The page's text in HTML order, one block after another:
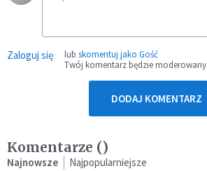
Zaloguj się lub skomentuj jako Gość
Twój komentarz będzie moderowany
DODAJ KOMENTARZ
Komentarze ()
Najnowsze Najpopularniejsze